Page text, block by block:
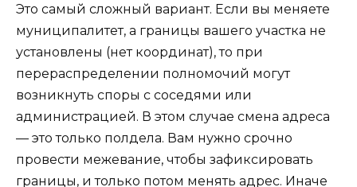
Это самый сложный вариант. Если вы меняете
муниципалитет, а границы вашего участка не
установлены (нет координат), то при
перераспределении полномочий могут
возникнуть споры с соседями или
администрацией. В этом случае смена адреса
— это только полдела. Вам нужно срочно
провести межевание, чтобы зафиксировать
границы, и только потом менять адрес. Иначе